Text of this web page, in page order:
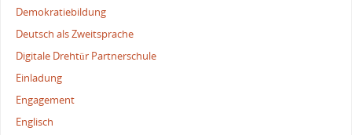
Demokratiebildung
Deutsch als Zweitsprache
Digitale Drehtür Partnerschule
Einladung
Engagement
Englisch